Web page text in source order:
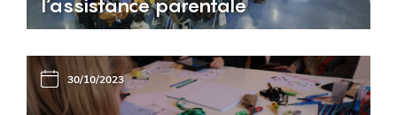
l’assistance parentale
30/10/2023